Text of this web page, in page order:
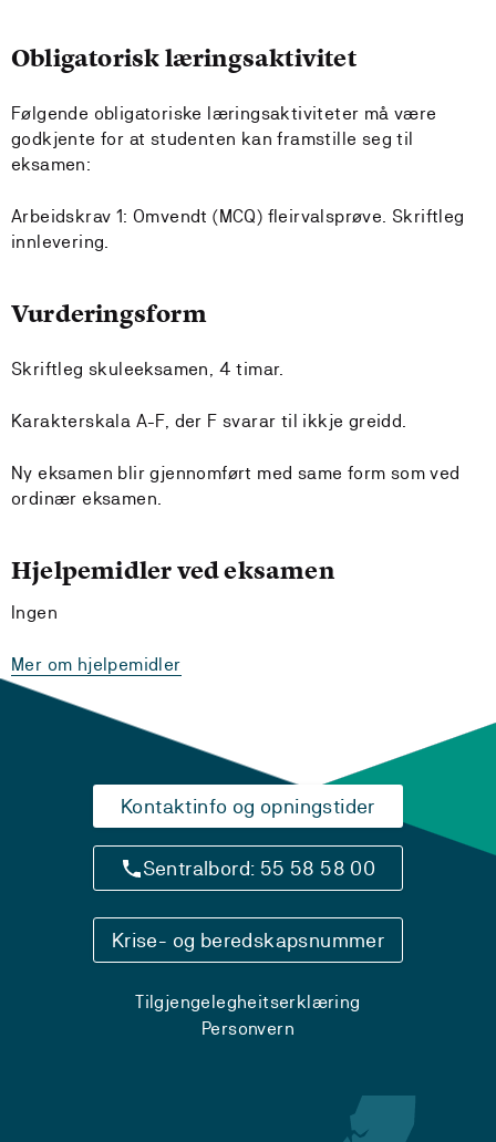
Obligatorisk læringsaktivitet
Følgende obligatoriske læringsaktiviteter må være
godkjente for at studenten kan framstille seg til
eksamen:
Arbeidskrav 1: Omvendt (MCQ) fleirvalsprøve. Skriftleg
innlevering.
Vurderingsform
Skriftleg skuleeksamen, 4 timar.
Karakterskala A-F, der F svarar til ikkje greidd.
Ny eksamen blir gjennomført med same form som ved
ordinær eksamen.
Hjelpemidler ved eksamen
Ingen
Mer om hjelpemidler
Kontaktinfo og opningstider
Sentralbord: 55 58 58 00
Krise- og beredskapsnummer
Tilgjengelegheitserklæring
Personvern